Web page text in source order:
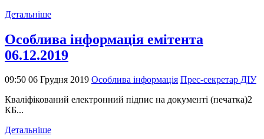
Детальніше
Особлива інформація емітента
06.12.2019
09:50 06 Грудня 2019 Особлива інформація Прес-секретар ДІУ
Кваліфікований електронний підпис на документі (печатка)2
КБ...
Детальніше